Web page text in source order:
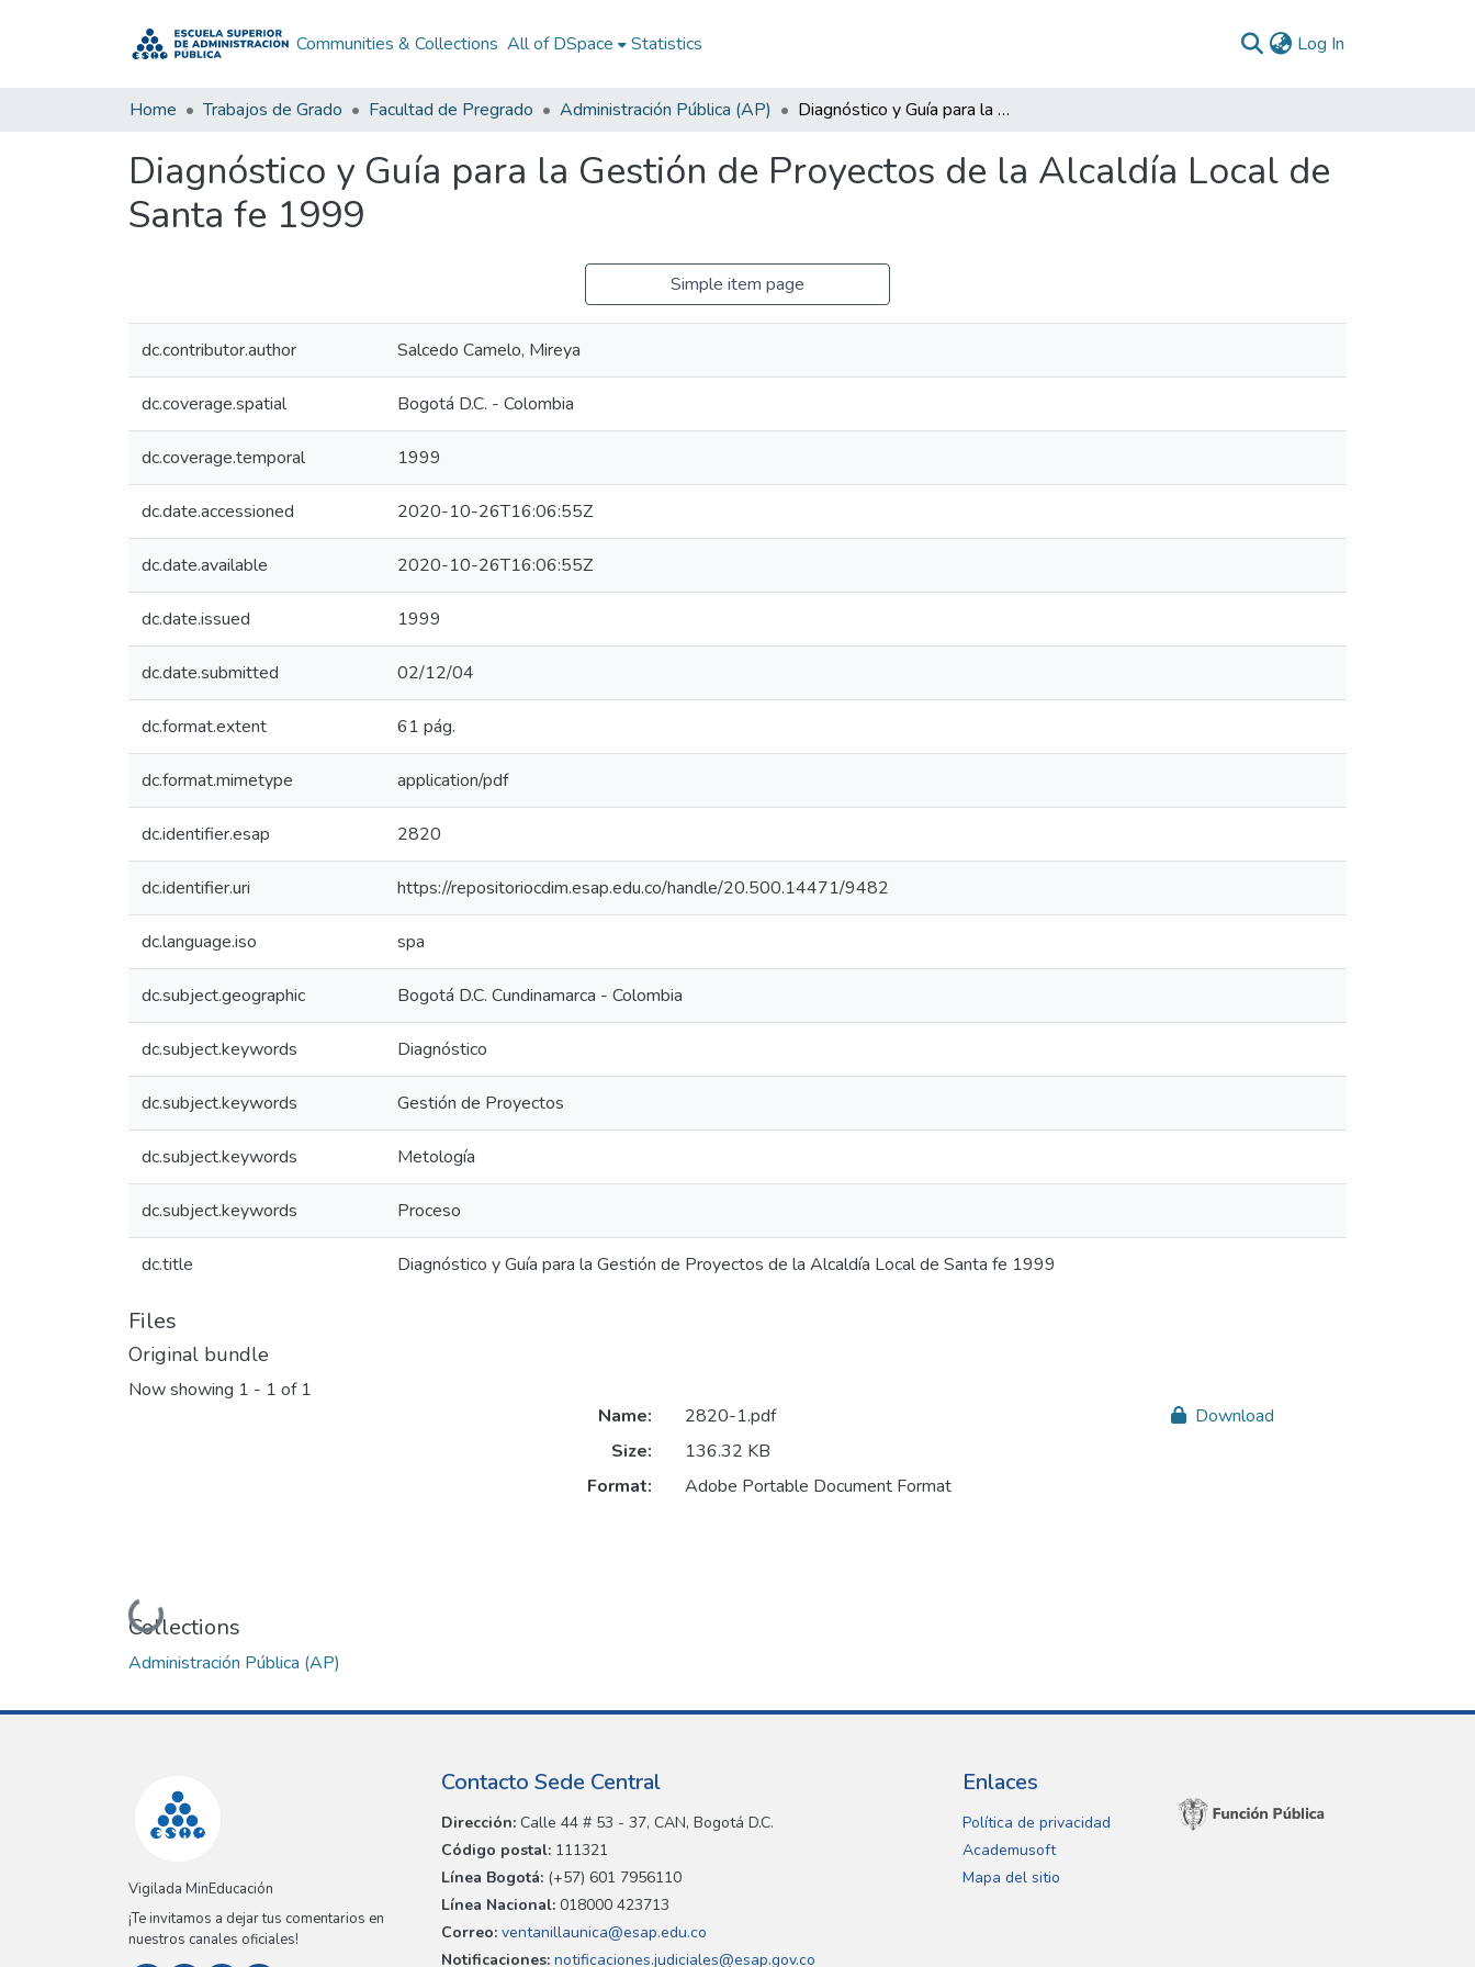
Communities & Collections All of DSpace Statistics Log In
Home Trabajos de Grado Facultad de Pregrado Administración Pública (AP) Diagnóstico y Guía para la Gestión de Proyectos de la Alcaldía Local de Santa fe 1999
Diagnóstico y Guía para la Gestión de Proyectos de la Alcaldía Local de
Santa fe 1999
Simple item page
dc.contributor.author Salcedo Camelo, Mireya
dc.coverage.spatial Bogotá D.C. - Colombia
dc.coverage.temporal 1999
dc.date.accessioned 2020-10-26T16:06:55Z
dc.date.available 2020-10-26T16:06:55Z
dc.date.issued 1999
dc.date.submitted 02/12/04
dc.format.extent 61 pág.
dc.format.mimetype application/pdf
dc.identifier.esap 2820
dc.identifier.uri https://repositoriocdim.esap.edu.co/handle/20.500.14471/9482
dc.language.iso spa
dc.subject.geographic Bogotá D.C. Cundinamarca - Colombia
dc.subject.keywords Diagnóstico
dc.subject.keywords Gestión de Proyectos
dc.subject.keywords Metología
dc.subject.keywords Proceso
dc.title Diagnóstico y Guía para la Gestión de Proyectos de la Alcaldía Local de Santa fe 1999
Files
Original bundle
Now showing 1 - 1 of 1
Loading...
Name:
2820-1.pdf
Size:
136.32 KB
Format:
Adobe Portable Document Format
Download
Collections
Administración Pública (AP)
Vigilada MinEducación
¡Te invitamos a dejar tus comentarios en
nuestros canales oficiales!
Contacto Sede Central
Dirección: Calle 44 # 53 - 37, CAN, Bogotá D.C.
Código postal: 111321
Línea Bogotá: (+57) 601 7956110
Línea Nacional: 018000 423713
Correo: ventanillaunica@esap.edu.co
Notificaciones: notificaciones.judiciales@esap.gov.co
Enlaces
Política de privacidad
Academusoft
Mapa del sitio